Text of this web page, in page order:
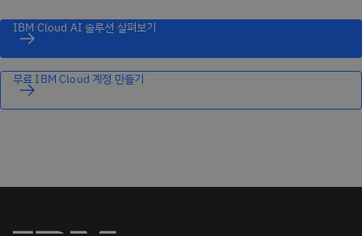
IBM Cloud AI 솔루션 살펴보기
무료 IBM Cloud 계정 만들기